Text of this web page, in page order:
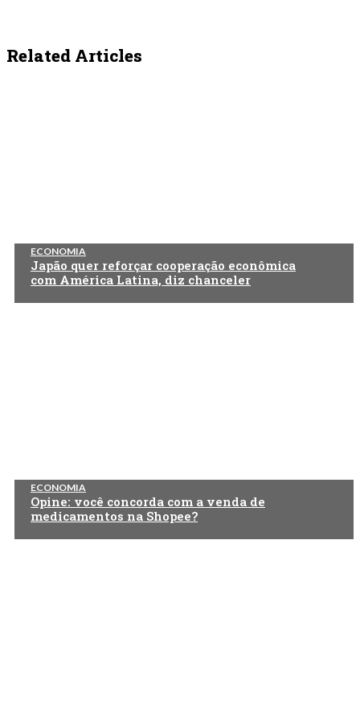
Related Articles
ECONOMIA
Japão quer reforçar cooperação econômica
com América Latina, diz chanceler
ECONOMIA
Opine: você concorda com a venda de
medicamentos na Shopee?